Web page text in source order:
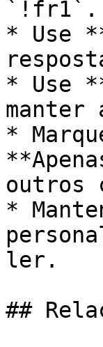
`!fr1`.
* Use
* Use
manter
*
outros
*
ler.
##